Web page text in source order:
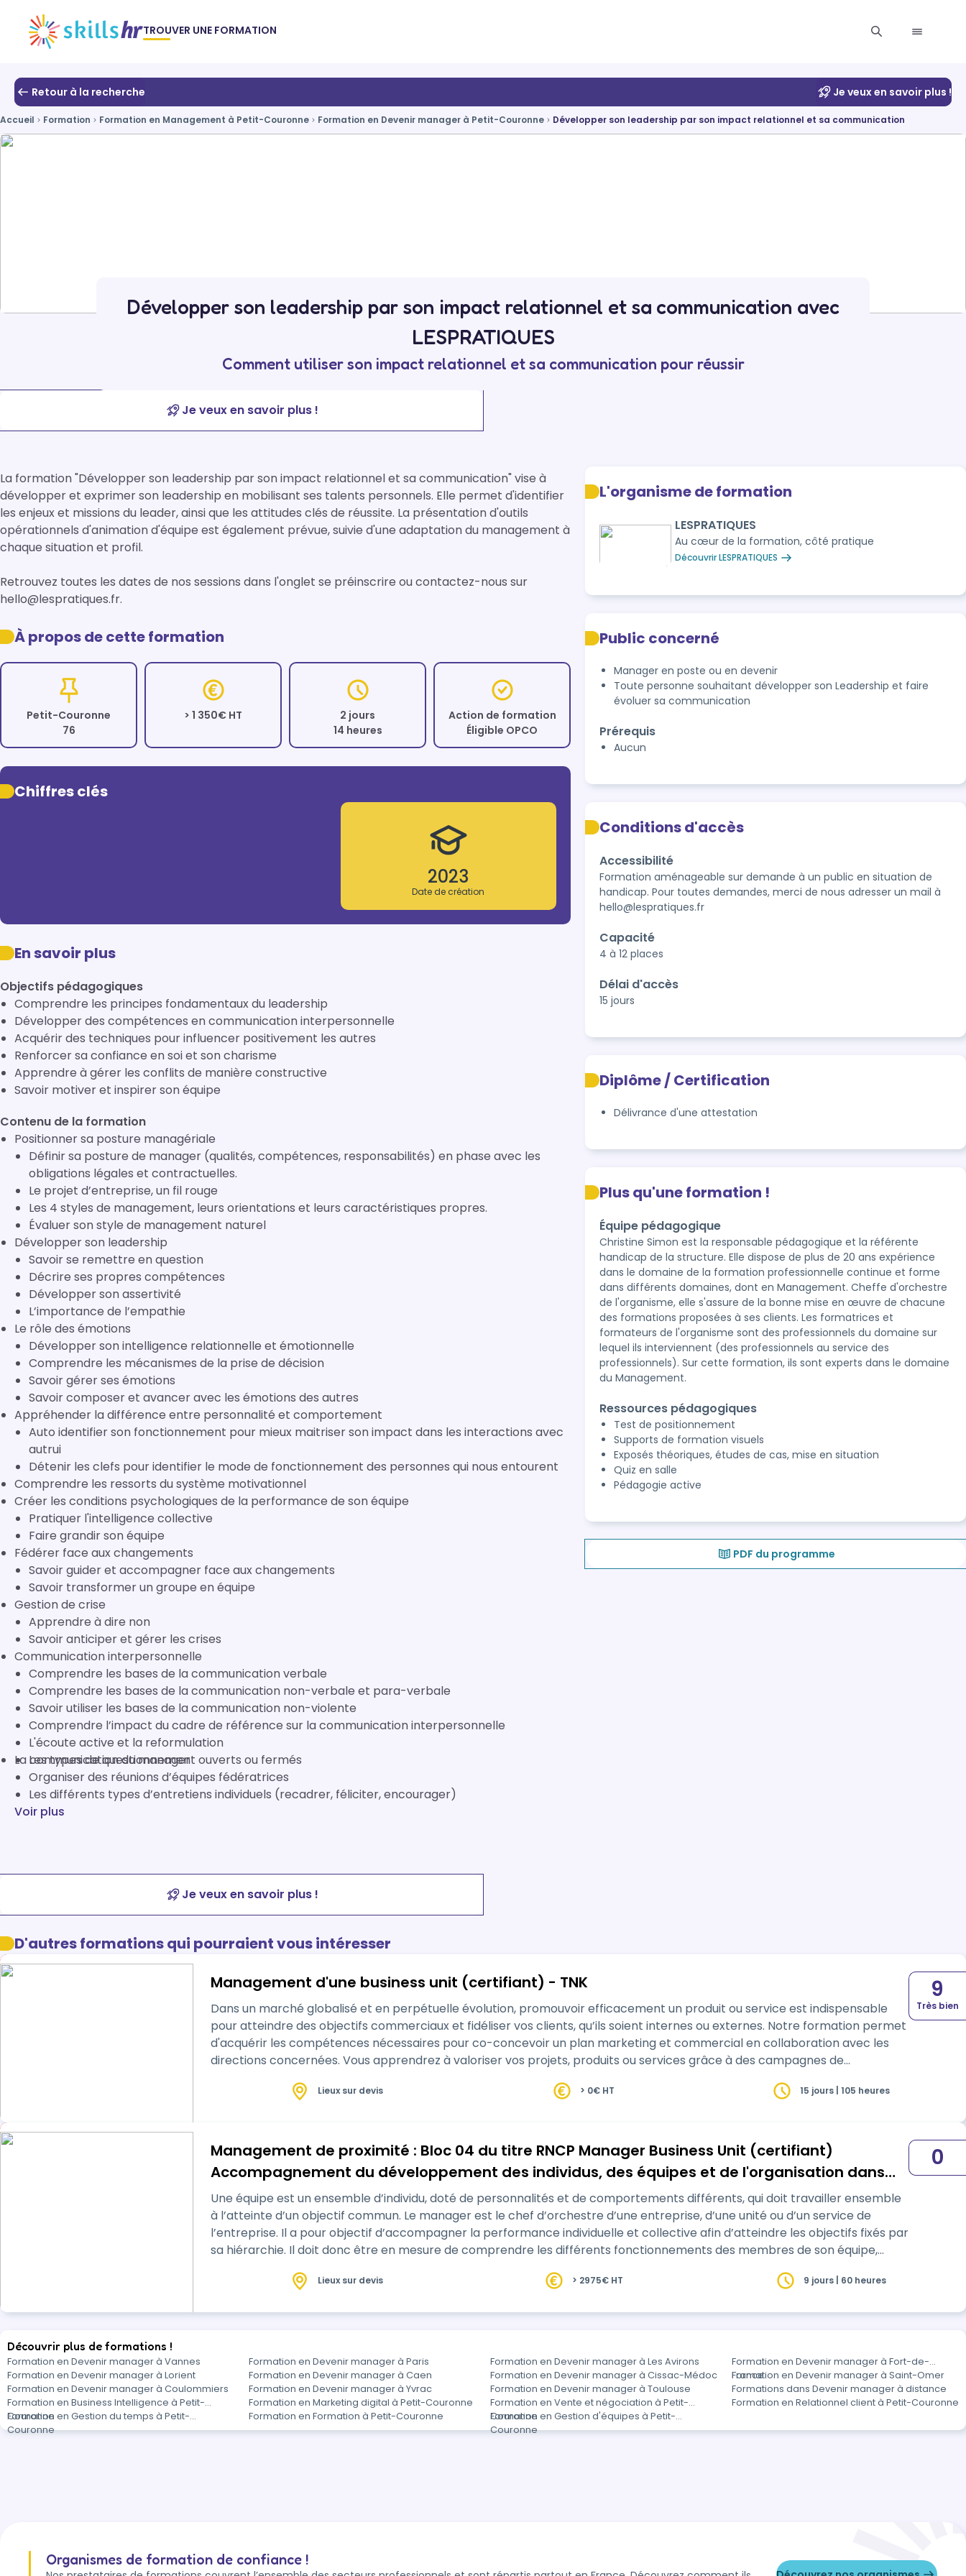
TROUVER UNE FORMATION
Retour à la recherche Je veux en savoir plus !
Accueil Formation Formation en Management à Petit-Couronne Formation en Devenir manager à Petit-Couronne Développer son leadership par son impact relationnel et sa communication
Développer son leadership par son impact relationnel et sa communication avec
LESPRATIQUES
Comment utiliser son impact relationnel et sa communication pour réussir
Je veux en savoir plus !
La formation "Développer son leadership par son impact relationnel et sa communication" vise à
développer et exprimer son leadership en mobilisant ses talents personnels. Elle permet d'identifier
les enjeux et missions du leader, ainsi que les attitudes clés de réussite. La présentation d'outils
opérationnels d'animation d'équipe est également prévue, suivie d'une adaptation du management à
chaque situation et profil.
Retrouvez toutes les dates de nos sessions dans l'onglet se préinscrire ou contactez-nous sur
hello@lespratiques.fr.
À propos de cette formation
Petit-Couronne
76
> 1 350€ HT
2 jours
14 heures
Action de formation
Éligible OPCO
Chiffres clés
2023
Date de création
En savoir plus
Objectifs pédagogiques
Comprendre les principes fondamentaux du leadership
Développer des compétences en communication interpersonnelle
Acquérir des techniques pour influencer positivement les autres
Renforcer sa confiance en soi et son charisme
Apprendre à gérer les conflits de manière constructive
Savoir motiver et inspirer son équipe
Contenu de la formation
Positionner sa posture managériale
Définir sa posture de manager (qualités, compétences, responsabilités) en phase avec les
obligations légales et contractuelles.
Le projet d’entreprise, un fil rouge
Les 4 styles de management, leurs orientations et leurs caractéristiques propres.
Évaluer son style de management naturel
Développer son leadership
Savoir se remettre en question
Décrire ses propres compétences
Développer son assertivité
L’importance de l’empathie
Le rôle des émotions
Développer son intelligence relationnelle et émotionnelle
Comprendre les mécanismes de la prise de décision
Savoir gérer ses émotions
Savoir composer et avancer avec les émotions des autres
Appréhender la différence entre personnalité et comportement
Auto identifier son fonctionnement pour mieux maitriser son impact dans les interactions avec
autrui
Détenir les clefs pour identifier le mode de fonctionnement des personnes qui nous entourent
Comprendre les ressorts du système motivationnel
Créer les conditions psychologiques de la performance de son équipe
Pratiquer l'intelligence collective
Faire grandir son équipe
Fédérer face aux changements
Savoir guider et accompagner face aux changements
Savoir transformer un groupe en équipe
Gestion de crise
Apprendre à dire non
Savoir anticiper et gérer les crises
Communication interpersonnelle
Comprendre les bases de la communication verbale
Comprendre les bases de la communication non-verbale et para-verbale
Savoir utiliser les bases de la communication non-violente
Comprendre l’impact du cadre de référence sur la communication interpersonnelle
L'écoute active et la reformulation
Les types de questionnement ouverts ou fermés
La communication du manager
Organiser des réunions d’équipes fédératrices
Les différents types d’entretiens individuels (recadrer, féliciter, encourager)
Voir plus
L'organisme de formation
LESPRATIQUES
Au cœur de la formation, côté pratique
Découvrir LESPRATIQUES
Public concerné
Manager en poste ou en devenir
Toute personne souhaitant développer son Leadership et faire
évoluer sa communication
Prérequis
Aucun
Conditions d'accès
Accessibilité
Formation aménageable sur demande à un public en situation de
handicap. Pour toutes demandes, merci de nous adresser un mail à
hello@lespratiques.fr
Capacité
4 à 12 places
Délai d'accès
15 jours
Diplôme / Certification
Délivrance d'une attestation
Plus qu'une formation !
Équipe pédagogique
Christine Simon est la responsable pédagogique et la référente
handicap de la structure. Elle dispose de plus de 20 ans expérience
dans le domaine de la formation professionnelle continue et forme
dans différents domaines, dont en Management. Cheffe d'orchestre
de l'organisme, elle s'assure de la bonne mise en œuvre de chacune
des formations proposées à ses clients. Les formatrices et
formateurs de l'organisme sont des professionnels du domaine sur
lequel ils interviennent (des professionnels au service des
professionnels). Sur cette formation, ils sont experts dans le domaine
du Management.
Ressources pédagogiques
Test de positionnement
Supports de formation visuels
Exposés théoriques, études de cas, mise en situation
Quiz en salle
Pédagogie active
PDF du programme
Je veux en savoir plus !
D'autres formations qui pourraient vous intéresser
Management d'une business unit (certifiant) - TNK
Dans un marché globalisé et en perpétuelle évolution, promouvoir efficacement un produit ou service est indispensable
pour atteindre des objectifs commerciaux et fidéliser vos clients, qu’ils soient internes ou externes. Notre formation permet
d'acquérir les compétences nécessaires pour co-concevoir un plan marketing et commercial en collaboration avec les
directions concernées. Vous apprendrez à valoriser vos projets, produits ou services grâce à des campagnes de
9
Très bien
Lieux sur devis > 0€ HT 15 jours | 105 heures
Management de proximité : Bloc 04 du titre RNCP Manager Business Unit (certifiant)
Accompagnement du développement des individus, des équipes et de l'organisation dans
une logique de management de proximité
Une équipe est un ensemble d’individu, doté de personnalités et de comportements différents, qui doit travailler ensemble
à l’atteinte d’un objectif commun. Le manager est le chef d’orchestre d’une entreprise, d’une unité ou d’un service de
l’entreprise. Il a pour objectif d’accompagner la performance individuelle et collective afin d’atteindre les objectifs fixés par
sa hiérarchie. Il doit donc être en mesure de comprendre les différents fonctionnements des membres de son équipe,
0
Lieux sur devis > 2975€ HT 9 jours | 60 heures
Découvrir plus de formations !
Formation en Devenir manager à Vannes Formation en Devenir manager à Paris Formation en Devenir manager à Les Avirons
Formation en Devenir manager à Fort-de-
France
Formation en Devenir manager à Lorient Formation en Devenir manager à Caen Formation en Devenir manager à Cissac-Médoc
Formation en Devenir manager à Saint-Omer
Formation en Devenir manager à Coulommiers
Formation en Devenir manager à Yvrac Formation en Devenir manager à Toulouse
Formations dans Devenir manager à distance
Formation en Business Intelligence à Petit-
Couronne
Formation en Marketing digital à Petit-Couronne
Formation en Vente et négociation à Petit-
Couronne
Formation en Relationnel client à Petit-Couronne
Formation en Gestion du temps à Petit-
Couronne
Formation en Formation à Petit-Couronne
Formation en Gestion d'équipes à Petit-
Couronne
Organismes de formation de confiance !